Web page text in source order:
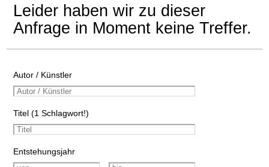
Leider haben wir zu dieser
Anfrage in Moment keine Treffer.
Autor / Künstler
Titel (1 Schlagwort!)
Entstehungsjahr